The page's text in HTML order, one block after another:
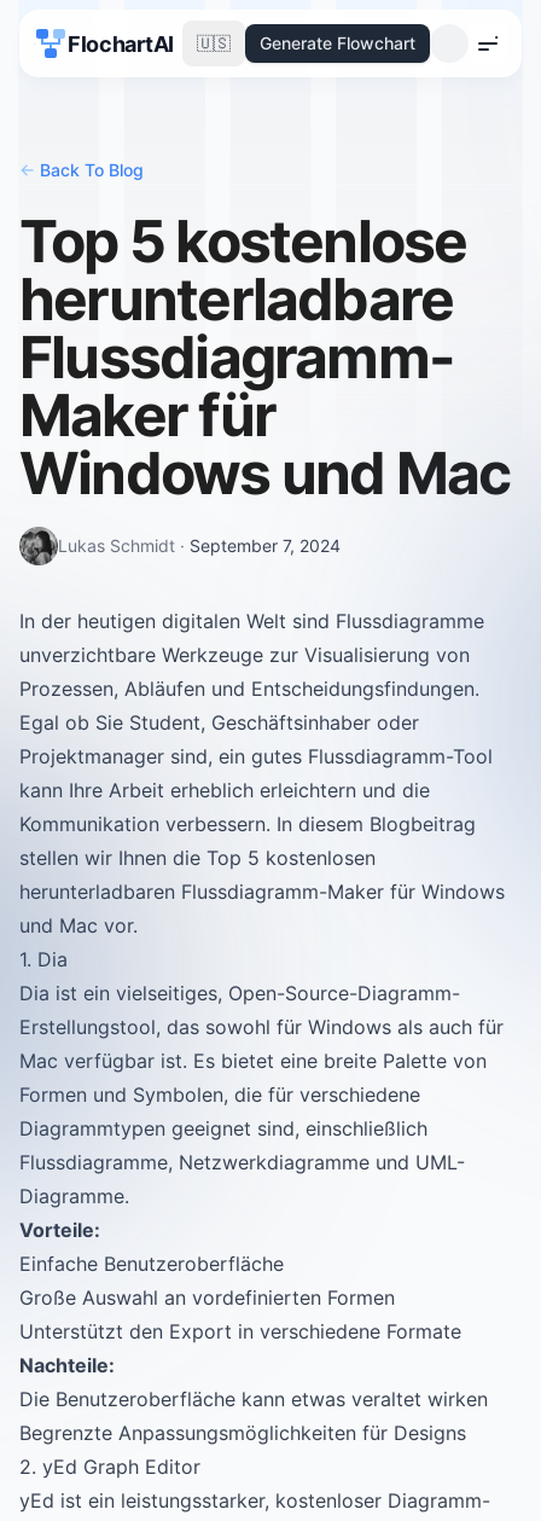
FlochartAI 🇺🇸 Generate Flowchart
Menu
<- Back To Blog
Top 5 kostenlose
herunterladbare
Flussdiagramm-
Maker für
Windows und Mac
Lukas Schmidt · September 7, 2024
In der heutigen digitalen Welt sind Flussdiagramme
unverzichtbare Werkzeuge zur Visualisierung von
Prozessen, Abläufen und Entscheidungsfindungen.
Egal ob Sie Student, Geschäftsinhaber oder
Projektmanager sind, ein gutes Flussdiagramm-Tool
kann Ihre Arbeit erheblich erleichtern und die
Kommunikation verbessern. In diesem Blogbeitrag
stellen wir Ihnen die Top 5 kostenlosen
herunterladbaren Flussdiagramm-Maker für Windows
und Mac vor.
1. Dia
Dia ist ein vielseitiges, Open-Source-Diagramm-
Erstellungstool, das sowohl für Windows als auch für
Mac verfügbar ist. Es bietet eine breite Palette von
Formen und Symbolen, die für verschiedene
Diagrammtypen geeignet sind, einschließlich
Flussdiagramme, Netzwerkdiagramme und UML-
Diagramme.
Vorteile:
Einfache Benutzeroberfläche
Große Auswahl an vordefinierten Formen
Unterstützt den Export in verschiedene Formate
Nachteile:
Die Benutzeroberfläche kann etwas veraltet wirken
Begrenzte Anpassungsmöglichkeiten für Designs
2. yEd Graph Editor
yEd ist ein leistungsstarker, kostenloser Diagramm-